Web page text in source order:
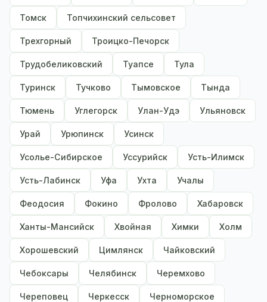
Томск Топчихинский сельсовет
Трехгорный Троицко-Печорск
Трудобеликовский Туапсе Тула
Туринск Тучково Тымовское Тында
Тюмень Углегорск Улан-Удэ Ульяновск
Урай Урюпинск Усинск
Усолье-Сибирское Уссурийск Усть-Илимск
Усть-Лабинск Уфа Ухта Учалы
Феодосия Фокино Фролово Хабаровск
Ханты-Мансийск Хвойная Химки Холм
Хорошевский Цимлянск Чайковский
Чебоксары Челябинск Черемхово
Череповец Черкесск Черноморское